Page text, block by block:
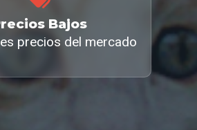
Bajos
precios del mercado